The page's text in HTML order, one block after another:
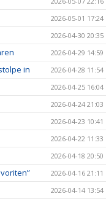
2026-05-01 17:24
2026-04-30 20:35
2026-04-29 14:59
in 2026-04-28 11:54
2026-04-25 16:04
2026-04-24 21:03
2026-04-23 10:41
2026-04-22 11:33
2026-04-18 20:50
2026-04-16 21:11
2026-04-14 13:54